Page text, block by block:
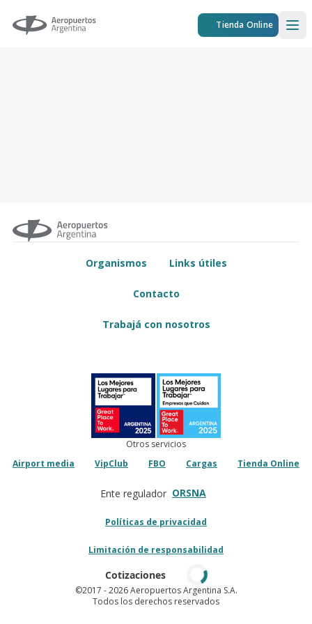
Aeropuertos Argentina Tienda Online
Organismos Links útiles
Contacto
Trabajá con nosotros
Otros servicios
Airport media
VipClub FBO Cargas Tienda Online
Ente regulador ORSNA
Políticas de privacidad
Limitación de responsabilidad
Cotizaciones
©2017 - 2026 Aeropuertos Argentina S.A.
Todos los derechos reservados